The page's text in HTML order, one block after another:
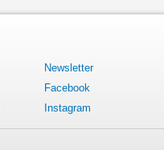
Newsletter
Facebook
Instagram